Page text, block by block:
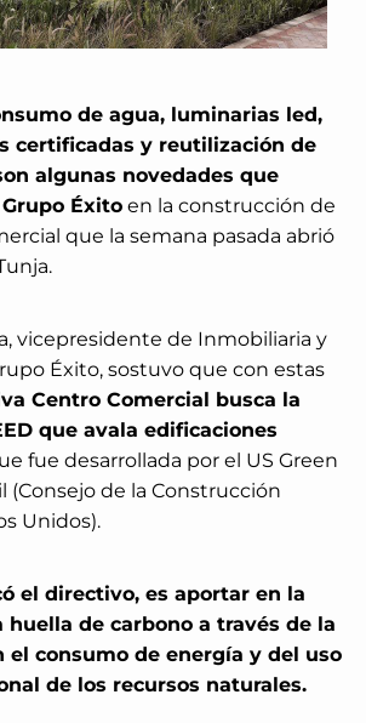
de agua, luminarias led,
certificadas y reutilización de
algunas novedades que
Éxito en la construcción de
que la semana pasada abrió
vicepresidente de Inmobiliaria y
Éxito, sostuvo que con estas
Centro Comercial busca la
que avala edificaciones
fue desarrollada por el US Green
(Consejo de la Construcción
Unidos).
el directivo, es aportar en la
huella de carbono a través de la
el consumo de energía y del uso
de los recursos naturales.